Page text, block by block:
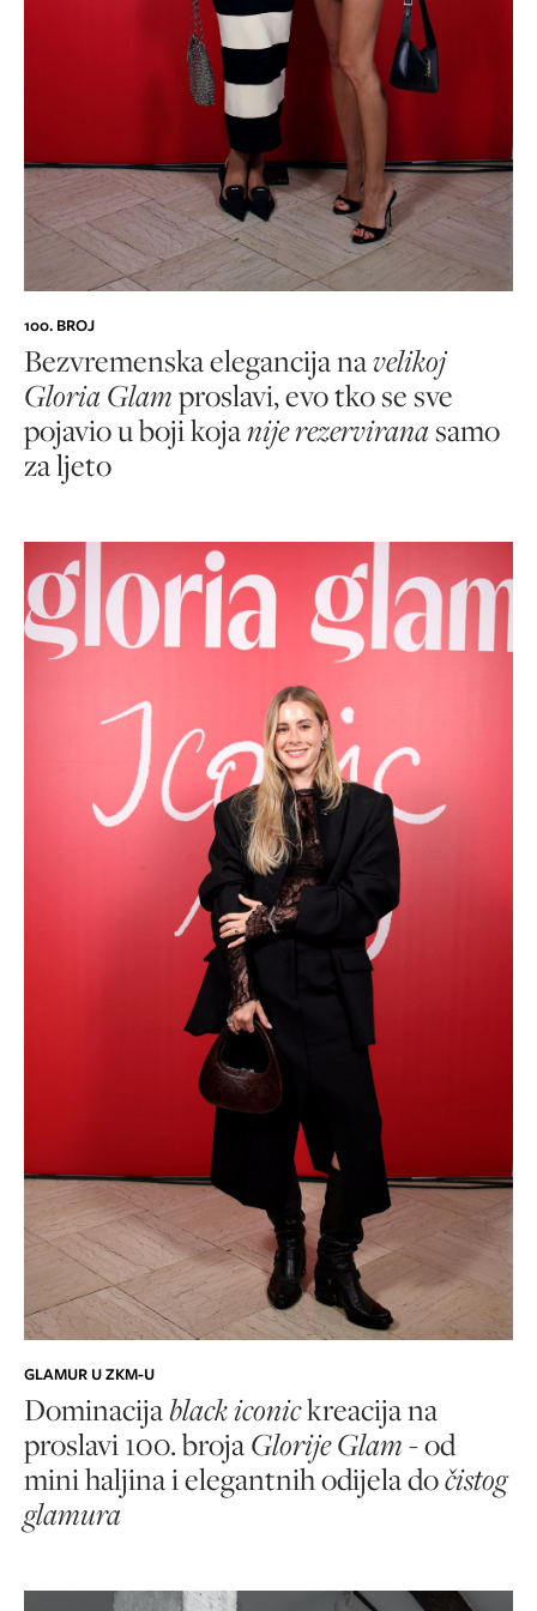
100. BROJ
Bezvremenska elegancija navelikoj
Gloria Glamproslavi, evo tko se sve
pojavio u boji kojanije rezerviranasamo
za ljeto
GLAMUR U ZKM-U
Dominacijablack iconickreacija na
proslavi 100. brojaGlorije Glam- od
mini haljina i elegantnih odijela dočistog
glamura